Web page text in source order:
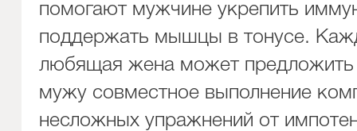
помогают мужчине укрепить
поддержать мышцы в тонусе.
любящая жена может предложить
мужу совместное выполнение
несложных упражнений от